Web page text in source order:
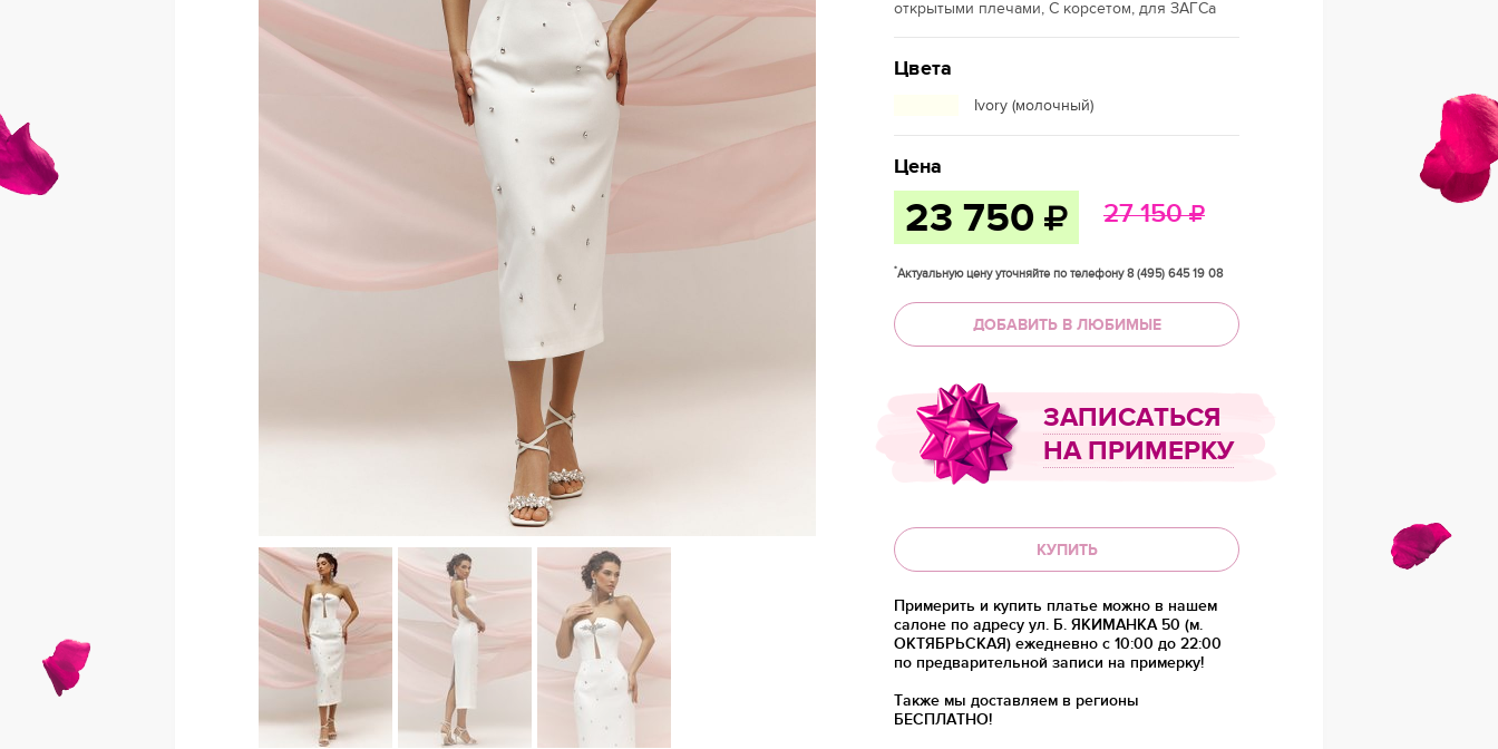
открытыми плечами, С корсетом, для ЗАГСа
Цвета
Ivory (молочный)
Цена
23 750 27 150
*Актуальную цену уточняйте по телефону 8 (495) 645 19 08
ДОБАВИТЬ В ЛЮБИМЫЕ
ЗАПИСАТЬСЯ
НА ПРИМЕРКУ
КУПИТЬ
Примерить и купить платье можно в нашем
салоне по адресу ул. Б. ЯКИМАНКА 50 (м.
ОКТЯБРЬСКАЯ) ежедневно с 10:00 до 22:00
по предварительной записи на примерку!
Также мы доставляем в регионы
БЕСПЛАТНО!